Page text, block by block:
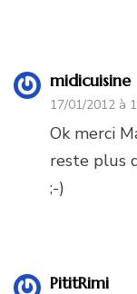
midicuisine
17/01/2012 à
Ok merci
reste plus
;-)
PititRimi